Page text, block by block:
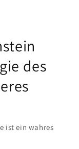
des
ist ein wahres